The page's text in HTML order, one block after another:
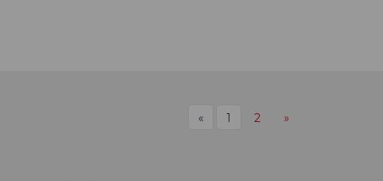
« 1 2 »